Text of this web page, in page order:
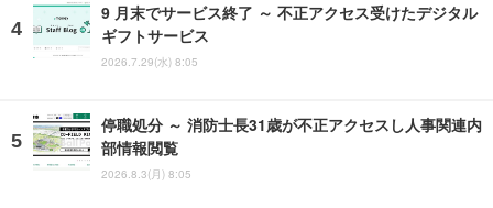
9 月末でサービス終了 ～ 不正アクセス受けたデジタル
ギフトサービス
2026.7.29(水) 8:05
停職処分 ～ 消防士長31歳が不正アクセスし人事関連内
部情報閲覧
2026.8.3(月) 8:05